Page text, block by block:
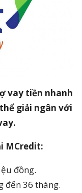
vay tiền nhanh
giải ngân với
MCredit:
đồng.
đến 36 tháng.